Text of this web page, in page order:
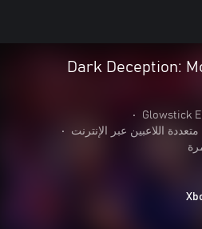
Dark Deception:
Glowstick
•
اللاعبين عبر الإنترنت
•